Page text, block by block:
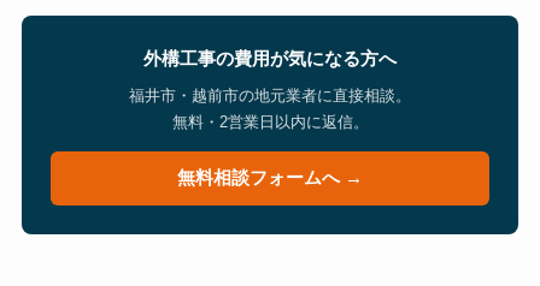
外構工事の費用が気になる方へ
福井市・越前市の地元業者に直接相談。
無料・2営業日以内に返信。
無料相談フォームへ →